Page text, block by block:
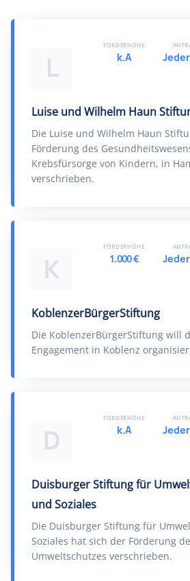
L
Luise und Wilhelm Haun
Die Luise und Wilhelm Haun
Förderung des
Krebsfürsorge von Kindern, in
verschrieben.
FÖRDERHÖHE
k.A
K
KoblenzerBürgerStiftung
Die KoblenzerBürgerStiftung will
Engagement in Koblenz
FÖRDERHÖHE
1.000 €
D
Duisburger Stiftung für
und Soziales
Die Duisburger Stiftung für
Soziales hat sich der Förderung
Umweltschutzes verschrieben.
FÖRDERHÖHE
k.A